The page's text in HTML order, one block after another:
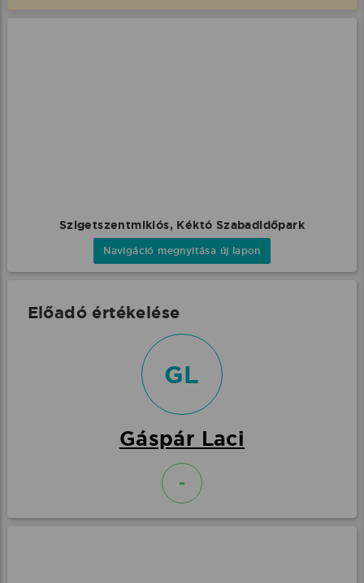
Szigetszentmiklós, Kéktó Szabadidőpark
Navigáció megnyitása új lapon
Előadó értékelése
GL
Gáspár Laci
-